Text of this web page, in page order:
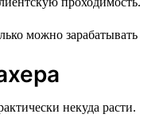
некуда расти.